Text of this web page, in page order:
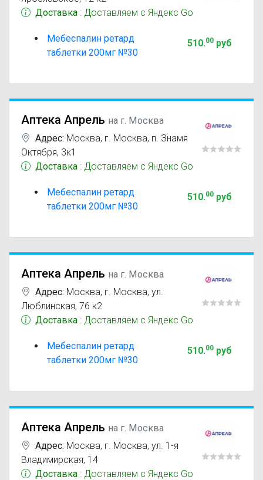
Доставка : Доставляем с Яндекс Go
Мебеспалин ретард
таблетки 200мг №30
510.00руб
Аптека Апрель на г. Москва
Адрес: Москва, г. Москва, п. Знамя
Октября, 3к1
Доставка : Доставляем с Яндекс Go
Мебеспалин ретард
таблетки 200мг №30
510.00руб
Аптека Апрель на г. Москва
Адрес: Москва, г. Москва, ул.
Люблинская, 76 к2
Доставка : Доставляем с Яндекс Go
Мебеспалин ретард
таблетки 200мг №30
510.00руб
Аптека Апрель на г. Москва
Адрес: Москва, г. Москва, ул. 1-я
Владимирская, 14
Доставка : Доставляем с Яндекс Go